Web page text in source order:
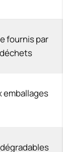
fournis par
emballages